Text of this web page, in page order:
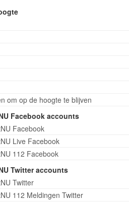
om op de hoogte te blijven
Facebook accounts
Facebook
Live Facebook
112 Facebook
Twitter accounts
Twitter
112 Meldingen Twitter